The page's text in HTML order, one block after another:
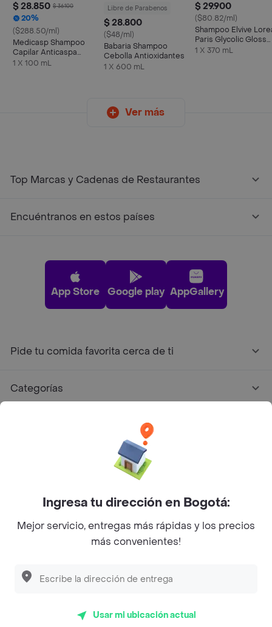
$ 28.850 $ 36.100
20%
($288.50/ml)
Medicasp Shampoo
Capilar Anticaspa
Ketoconazol
1 X 100 mL
Libre de Parabenos
$ 28.800
($48/ml)
Babaria Shampoo
Cebolla Antioxidantes
1 X 600 mL
$ 29.900
($80.82/ml)
Shampoo Elvive
Paris Glycolic Gloss
Brillo 370 ml
1 X 370 mL
Ver más
Top Marcas y Cadenas de Restaurantes
Encuéntranos en estos países
App Store Google play AppGallery
Pide tu comida favorita cerca de ti
Categorías
Facebook
Twitter
Instagram
©2026Rappi Inc. All rights reserved.
Ingresa tu dirección en Bogotá:
Mejor servicio, entregas más rápidas y los precios
más convenientes!
Usar mi ubicación actual